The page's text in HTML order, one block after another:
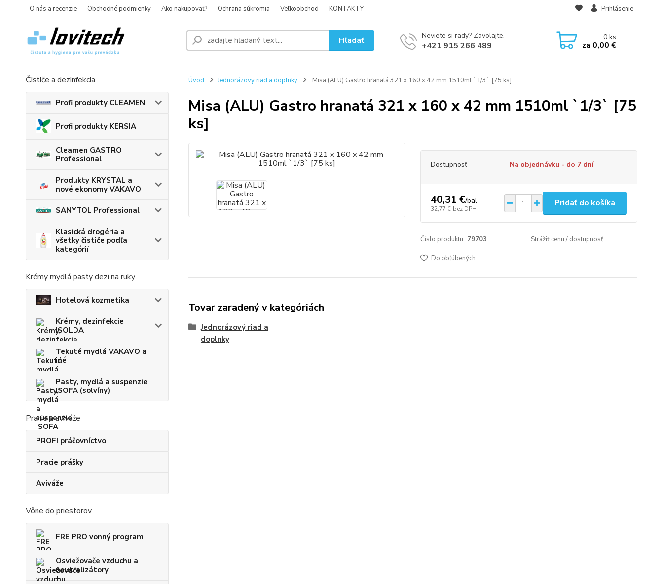
O nás a recenzie Obchodné podmienky Ako nakupovať? Ochrana súkromia Veľkoobchod KONTAKTY Prihlásenie
Hľadať Neviete si rady? Zavolajte.
+421 915 266 489
0ks
za 0,00 €
Čističe a dezinfekcia
Profi produkty CLEAMEN
Profi produkty KERSIA
Cleamen GASTRO
Professional
Produkty KRYSTAL a
nové ekonomy VAKAVO
SANYTOL Professional
Klasická drogéria a
všetky čističe podľa
kategórií
Krémy mydlá pasty dezi na ruky
Hotelová kozmetika
Krémy, dezinfekcie
ISOLDA
Tekuté mydlá VAKAVO a
iné
Pasty, mydlá a suspenzie
ISOFA (solvíny)
Pranie a aviváže
PROFI práčovníctvo
Pracie prášky
Aviváže
Vône do priestorov
FRE PRO vonný program
Osviežovače vzduchu a
neutralizátory
Úvod Jednorázový riad a doplnky Misa (ALU) Gastro hranatá 321 x 160 x 42 mm 1510ml `1/3` [75 ks]
Misa (ALU) Gastro hranatá 321 x 160 x 42 mm 1510ml `1/3` [75
ks]
Dostupnosť Na objednávku - do 7 dní
40,31 €/bal
32,77 € bez DPH
Pridať do košíka
Číslo produktu: 79703 Strážiť cenu / dostupnosť
Do obľúbených
Tovar zaradený v kategóriách
Jednorázový riad a
doplnky